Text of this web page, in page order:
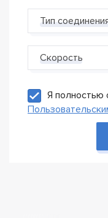
Тип
Скорость
Я полностью